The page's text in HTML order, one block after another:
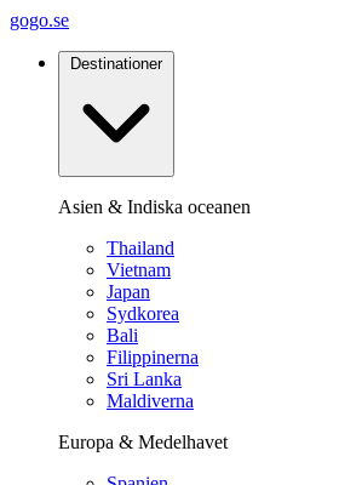
gogo.se
Destinationer
Asien & Indiska oceanen
Thailand
Vietnam
Japan
Sydkorea
Bali
Filippinerna
Sri Lanka
Maldiverna
Europa & Medelhavet